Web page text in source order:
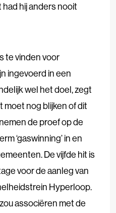
hij anders nooit
te vinden voor
ingevoerd in een
wel het doel, zegt
moet nog blijken of dit
de proef op de
‘gaswinning’ in en
De vijfde hit is
voor de aanleg van
Hyperloop.
associëren met de